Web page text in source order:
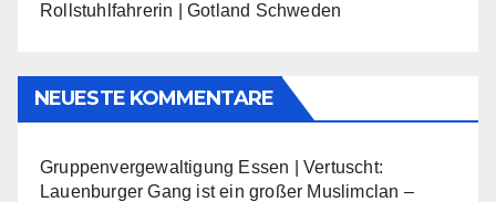
Rollstuhlfahrerin | Gotland Schweden
NEUESTE KOMMENTARE
Gruppenvergewaltigung Essen | Vertuscht:
Lauenburger Gang ist ein großer Muslimclan –